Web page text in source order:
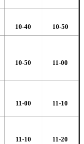
10-40 10-50
10-50 11-00
11-00 11-10
11-10 11-20